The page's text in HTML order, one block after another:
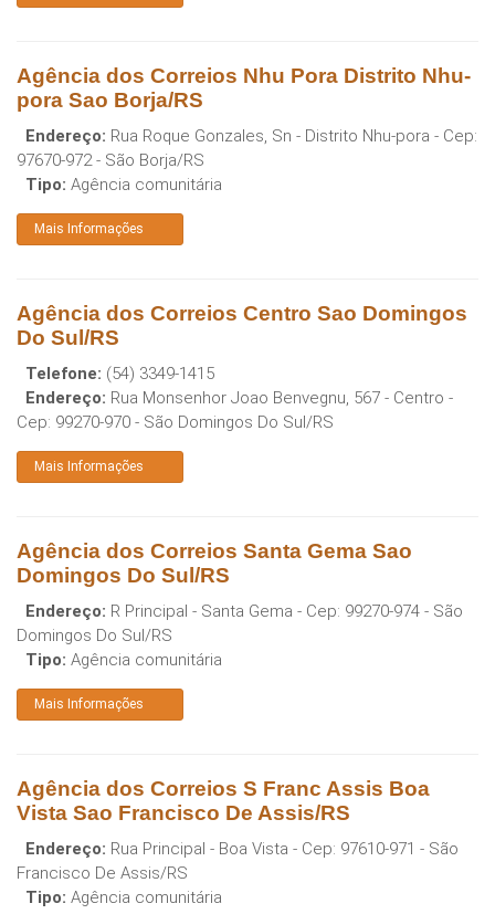
Agência dos Correios Nhu Pora Distrito Nhu-
pora Sao Borja/RS
Endereço: Rua Roque Gonzales, Sn - Distrito Nhu-pora - Cep:
97670-972- São Borja/RS
Tipo: Agência comunitária
Mais Informações
Agência dos Correios Centro Sao Domingos
Do Sul/RS
Telefone: (54) 3349-1415
Endereço: Rua Monsenhor Joao Benvegnu, 567 - Centro -
Cep: 99270-970 - São Domingos Do Sul/RS
Mais Informações
Agência dos Correios Santa Gema Sao
Domingos Do Sul/RS
Endereço: R Principal - Santa Gema - Cep: 99270-974 - São
Domingos Do Sul/RS
Tipo: Agência comunitária
Mais Informações
Agência dos Correios S Franc Assis Boa
Vista Sao Francisco De Assis/RS
Endereço: Rua Principal - Boa Vista - Cep: 97610-971 - São
Francisco De Assis/RS
Tipo: Agência comunitária